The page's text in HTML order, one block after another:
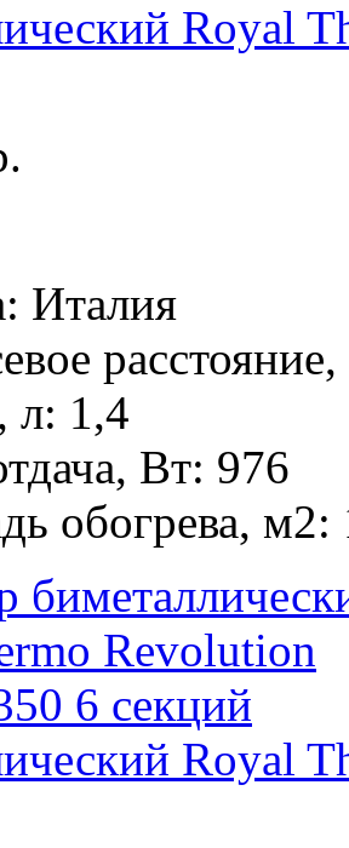
Royal
Италия
л: 1,4
Вт: 976
обогрева, м2:
Royal